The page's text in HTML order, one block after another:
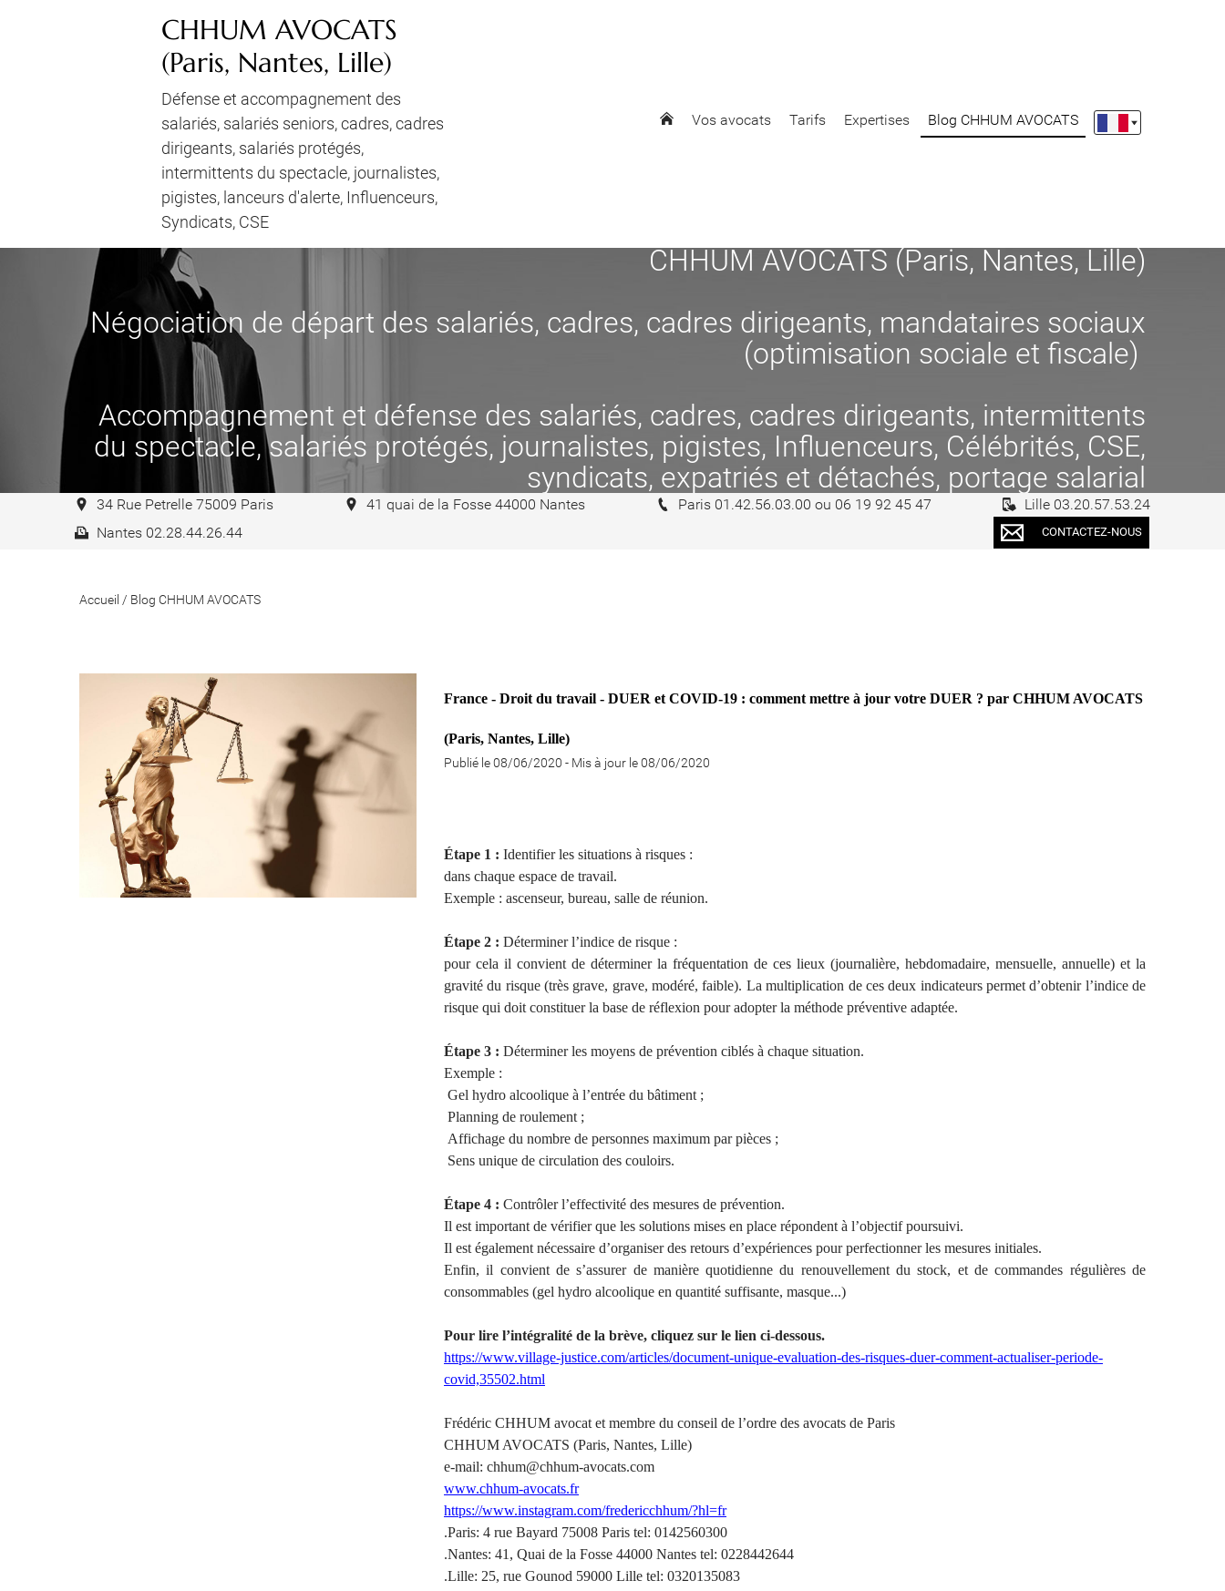
CHHUM AVOCATS
(Paris, Nantes, Lille)
Défense et accompagnement des
salariés, salariés seniors, cadres, cadres
dirigeants, salariés protégés,
intermittents du spectacle, journalistes,
pigistes, lanceurs d'alerte, Influenceurs,
Syndicats, CSE
Vos avocats Tarifs Expertises Blog CHHUM AVOCATS
CHHUM AVOCATS (Paris, Nantes, Lille)
Négociation de départ des salariés, cadres, cadres dirigeants, mandataires sociaux
(optimisation sociale et fiscale)
Accompagnement et défense des salariés, cadres, cadres dirigeants, intermittents
du spectacle, salariés protégés, journalistes, pigistes, Influenceurs, Célébrités, CSE,
syndicats, expatriés et détachés, portage salarial
34 Rue Petrelle 75009 Paris 41 quai de la Fosse 44000 Nantes Paris 01.42.56.03.00 ou 06 19 92 45 47
Lille 03.20.57.53.24
Nantes 02.28.44.26.44
CONTACTEZ-NOUS
Accueil / Blog CHHUM AVOCATS
France - Droit du travail - DUER et COVID-19 : comment mettre à jour votre DUER ? par CHHUM AVOCATS
(Paris, Nantes, Lille)
Publié le 08/06/2020 - Mis à jour le 08/06/2020
Étape 1 : Identifier les situations à risques :
dans chaque espace de travail.
Exemple : ascenseur, bureau, salle de réunion.
Étape 2 : Déterminer l’indice de risque :
pour cela il convient de déterminer la fréquentation de ces lieux (journalière, hebdomadaire, mensuelle, annuelle) et la
gravité du risque (très grave, grave, modéré, faible). La multiplication de ces deux indicateurs permet d’obtenir l’indice de
risque qui doit constituer la base de réflexion pour adopter la méthode préventive adaptée.
Étape 3 : Déterminer les moyens de prévention ciblés à chaque situation.
Exemple :
Gel hydro alcoolique à l’entrée du bâtiment ;
Planning de roulement ;
Affichage du nombre de personnes maximum par pièces ;
Sens unique de circulation des couloirs.
Étape 4 : Contrôler l’effectivité des mesures de prévention.
Il est important de vérifier que les solutions mises en place répondent à l’objectif poursuivi.
Il est également nécessaire d’organiser des retours d’expériences pour perfectionner les mesures initiales.
Enfin, il convient de s’assurer de manière quotidienne du renouvellement du stock, et de commandes régulières de
consommables (gel hydro alcoolique en quantité suffisante, masque...)
Pour lire l’intégralité de la brève, cliquez sur le lien ci-dessous.
https://www.village-justice.com/articles/document-unique-evaluation-des-risques-duer-comment-actualiser-periode-
covid,35502.html
Frédéric CHHUM avocat et membre du conseil de l’ordre des avocats de Paris
CHHUM AVOCATS (Paris, Nantes, Lille)
e-mail: chhum@chhum-avocats.com
www.chhum-avocats.fr
https://www.instagram.com/fredericchhum/?hl=fr
.Paris: 4 rue Bayard 75008 Paris tel: 0142560300
.Nantes: 41, Quai de la Fosse 44000 Nantes tel: 0228442644
.Lille: 25, rue Gounod 59000 Lille tel: 0320135083